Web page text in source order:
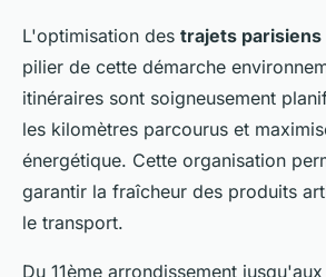
L'optimisation des trajets parisiens
pilier de cette démarche
itinéraires sont soigneusement
les kilomètres parcourus et
énergétique. Cette organisation
garantir la fraîcheur des produits
le transport.
Du 11ème arrondissement